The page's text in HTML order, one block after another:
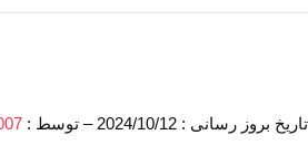
تاریخ بروز رسانی : 2024/10/12 – توسط :